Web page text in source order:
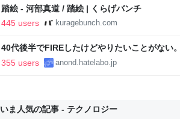
踏絵 - 河部真道 / 踏絵 | くらげバンチ
445 users
kuragebunch.com
40代後半でFIREしたけどやりたいことがない
い..
355 users anond.hatelabo.jp
いま人気の記事 - テクノロジー